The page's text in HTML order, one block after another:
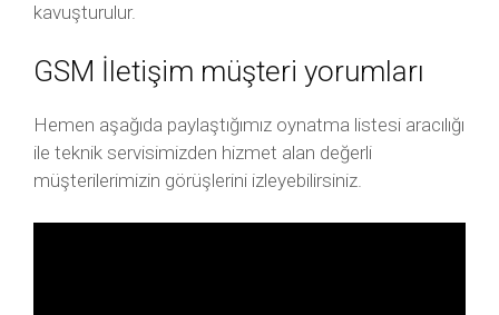
kavuşturulur.
GSM İletişim müşteri yorumları
Hemen aşağıda paylaştığımız oynatma listesi aracılığı
ile teknik servisimizden hizmet alan değerli
müşterilerimizin görüşlerini izleyebilirsiniz.